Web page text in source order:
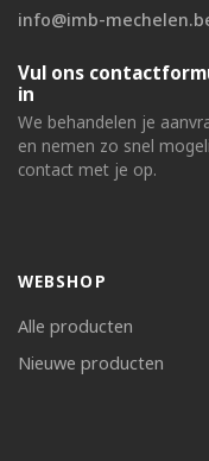
info@imb-
Vul ons
in
We behandelen je
en nemen zo snel
contact met je op.
WEBSHOP
Alle producten
Nieuwe producten